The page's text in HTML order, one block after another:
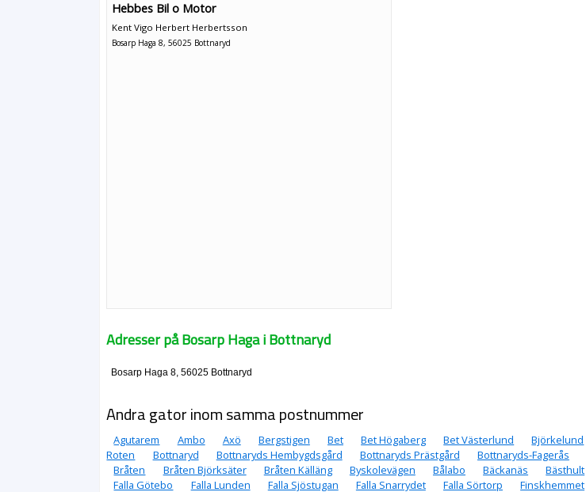
Hebbes Bil o Motor
Kent Vigo Herbert Herbertsson
Bosarp Haga 8, 56025 Bottnaryd
Adresser på Bosarp Haga i Bottnaryd
Bosarp Haga 8, 56025 Bottnaryd
Andra gator inom samma postnummer
Agutarem Ambo Axö Bergstigen Bet Bet Högaberg Bet Västerlund Björkelund
Roten
Bottnaryd Bottnaryds Hembygdsgård Bottnaryds Prästgård Bottnaryds-Fagerås
Bråten
Bråten Björksäter Bråten Källäng Byskolevägen Bålabo Bäckanäs Bästhult
Falla Götebo
Falla Lunden Falla Sjöstugan Falla Snarrydet Falla Sörtorp Finskhemmet